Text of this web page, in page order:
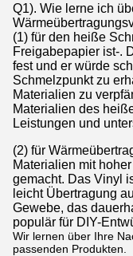
Q1). Wie lerne ich
(1) für den heiße
Freigabepapier ist-.
fest und er würde
Schmelzpunkt zu
Materialien zu
Materialien des
Leistungen und
(2) für
Materialien mit
gemacht. Das Vinyl
leicht Übertragung
Gewebe, das
populär für DIY-
Wir lernen über Ihre
passenden Produkten.